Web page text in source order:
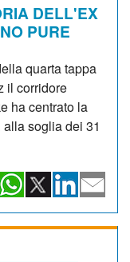
DELL'EX
PURE
quarta tappa
il corridore
ha centrato la
soglia dei 31